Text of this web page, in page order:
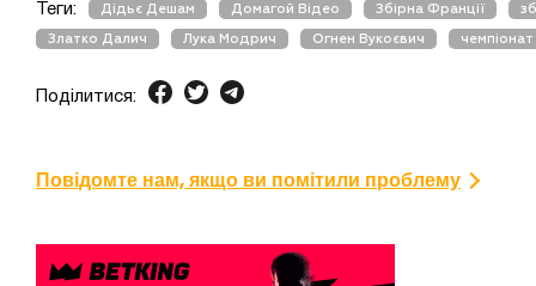
Теги: Дідьє Дешам Домагой Відео Збірна Франції
Златко Далич Лука Модрич Огнен Вукоєвич чемпіонат
Поділитися:
Повідомте нам, якщо ви помітили проблему